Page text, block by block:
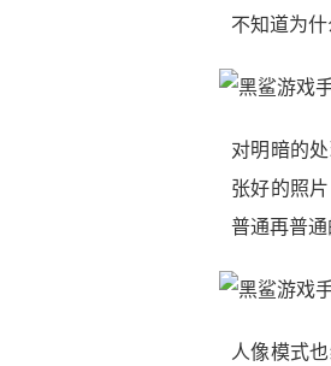
不知道为
对明暗的
张好的照
普通再普通
人像模式